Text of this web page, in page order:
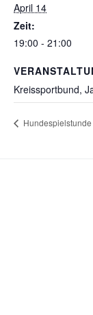
April 14
Zeit:
19:00 - 21:00
Kreissportbund,
Hundespielstunde